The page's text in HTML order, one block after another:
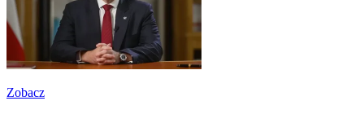
Zobacz